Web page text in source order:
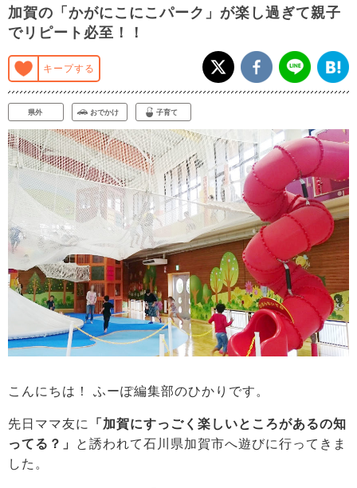
加賀の「かがにこにこパーク」が楽し過ぎて親子
でリピート必至！！
キープする
県外 おでかけ 子育て
こんにちは！ ふーぽ編集部のひかりです。
先日ママ友に
「加賀にすっごく楽しいところがあるの知
ってる？」
と誘われて石川県加賀市へ遊びに行ってきま
した。